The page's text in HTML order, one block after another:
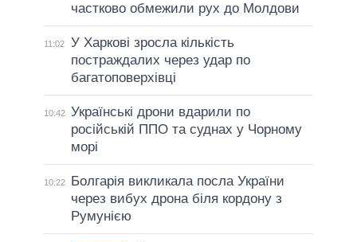
частково обмежили рух до Молдови
11:02
У Харкові зросла кількість
постраждалих через удар по
багатоповерхівці
10:42 Українські дрони вдарили по
російській ППО та суднах у Чорному
морі
10:22
Болгарія викликала посла України
через вибух дрона біля кордону з
Румунією